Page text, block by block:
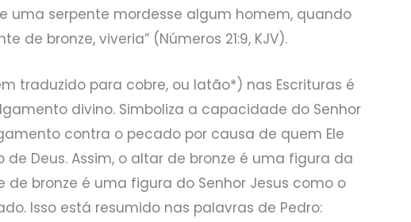
uma serpente mordesse algum homem, quando
de bronze, viveria” (Números 21:9, KJV).
traduzido para cobre, ou latão*) nas Escrituras é
divino. Simboliza a capacidade do Senhor
contra o pecado por causa de quem Ele
de Deus. Assim, o altar de bronze é uma figura da
de bronze é uma figura do Senhor Jesus como o
Isso está resumido nas palavras de Pedro: